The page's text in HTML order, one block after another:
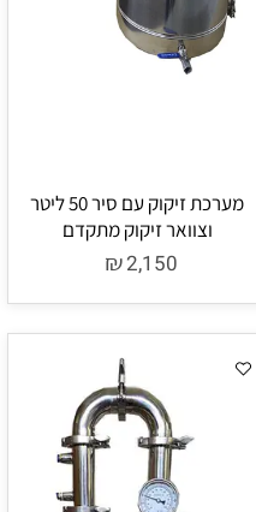
מערכת זיקוק עם סיר 50 ליטר
וצוואר זיקוק מתקדם
₪2,150